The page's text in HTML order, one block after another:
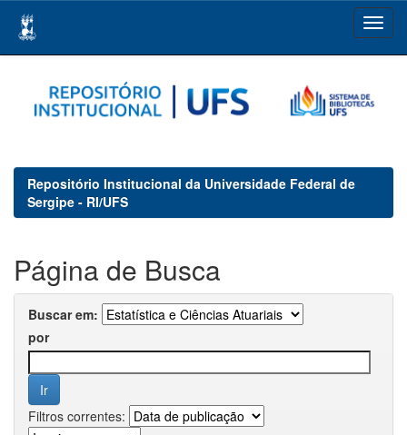
navigation
Repositório Institucional da Universidade Federal de
Sergipe - RI/UFS
Página de Busca
Buscar em:
por
Filtros correntes: